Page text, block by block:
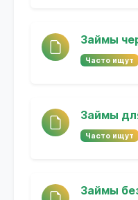
Займы
Часто ищут
Займы
Часто ищут
Займы